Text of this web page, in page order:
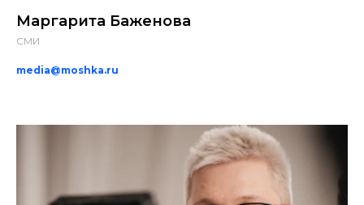
Маргарита Баженова
СМИ
media@moshka.ru